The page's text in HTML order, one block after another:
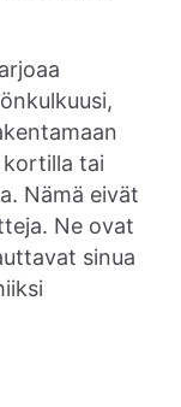
tai
Nämä eivät
Ne ovat
sinua